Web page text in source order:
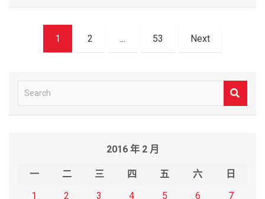
1 2 ... 53 Next
e
2016 年 2 月
一 二 三 四 五 六
日
1
2 3 4 5 6
7